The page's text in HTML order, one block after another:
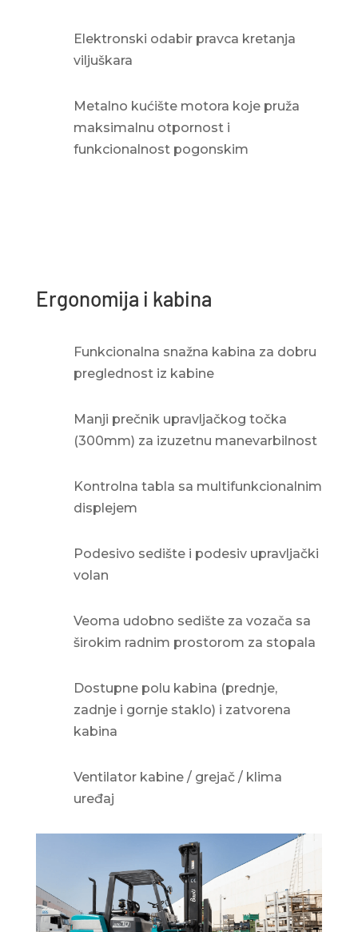
Elektronski odabir pravca kretanja
viljuškara
Metalno kućište motora koje pruža
maksimalnu otpornost i
funkcionalnost pogonskim
Ergonomija i kabina
Funkcionalna snažna kabina za dobru
preglednost iz kabine
Manji prečnik upravljačkog točka
(300mm) za izuzetnu manevarbilnost
Kontrolna tabla sa multifunkcionalnim
displejem
Podesivo sedište i podesiv upravljački
volan
Veoma udobno sedište za vozača sa
širokim radnim prostorom za stopala
Dostupne polu kabina (prednje,
zadnje i gornje staklo) i zatvorena
kabina
Ventilator kabine / grejač / klima
uređaj